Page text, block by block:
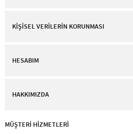
KİŞİSEL VERİLERİN KORUNMASI
HESABIM
HAKKIMIZDA
MÜŞTERİ HİZMETLERİ​